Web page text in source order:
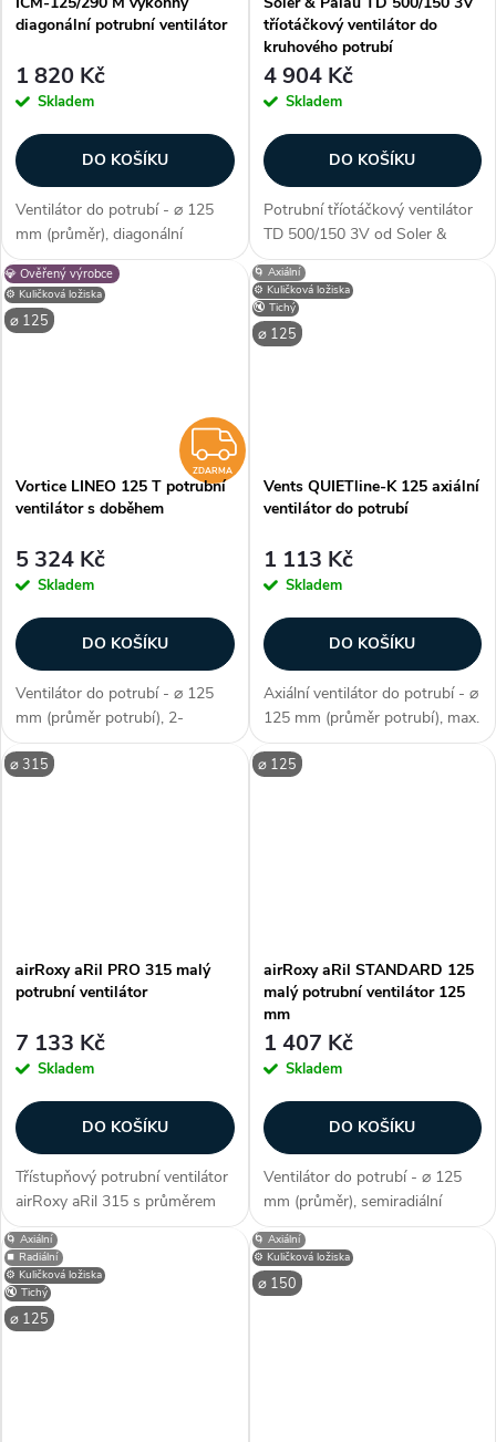
diagonální potrubní ventilátor
1 820 Kč
Skladem
DO KOŠÍKU
Ventilátor do potrubí - ⌀ 125
mm (průměr), diagonální
konstrukce, kuličková ložiska,
max. průtok 248/284 m3/h,
příkon 28/33 W, krytí IP 44, AC
motor, 2 rychlostní, plastová...
tříotáčkový ventilátor do
kruhového potrubí
4 904 Kč
Skladem
DO KOŠÍKU
Potrubní tříotáčkový ventilátor
TD 500/150 3V od Soler &
Palau s plastovým oběžným
kolem a kuličkovými ložisky.
Ventilátor s tichým chodem do
potrubí o průměru 150 mm....
⚙️ Kuličková ložiska
⌀ 125
💎 Ověřený výrobce
ZDARMA
ZDARMA
Vortice LINEO 125 T potrubní
ventilátor s doběhem
5 324 Kč
Skladem
DO KOŠÍKU
Ventilátor do potrubí - ⌀ 125
mm (průměr potrubí), 2-
stupňová regulace, AC motor, s
časovým doběhem, kuličková
⚙️ Kuličková ložiska
🔇 Tichý
⌀ 125
🌀 Axiální
Vents QUIETline-K 125 axiální
ventilátor do potrubí
1 113 Kč
Skladem
DO KOŠÍKU
Axiální ventilátor do potrubí - ⌀
125 mm (průměr potrubí), max.
průtok 197 m3/h, krytí IP X4,
axiální konstrukce, hlučnost 32
⌀ 315
airRoxy aRil PRO 315 malý
potrubní ventilátor
7 133 Kč
Skladem
DO KOŠÍKU
Třístupňový potrubní ventilátor
airRoxy aRil 315 s průměrem
připojení potrubí 310 mm až
315 mm. Ventilátor je navržen
pro napojení na
vzduchotechnické potrubí a
odsávání vzduchu...
⌀ 125
airRoxy aRil STANDARD 125
malý potrubní ventilátor 125
mm
1 407 Kč
Skladem
DO KOŠÍKU
Ventilátor do potrubí - ⌀ 125
mm (průměr), semiradiální
konstrukce, snadno překonává
tlakové ztráty, úsporný motor,
max. průtok 420 m3/h, příkon
43 W, krytí IP X2, 1
⚙️ Kuličková ložiska
🔇 Tichý
⌀ 125
🌀 Axiální
⏹️ Radiální
⚙️ Kuličková ložiska
⌀ 150
🌀 Axiální